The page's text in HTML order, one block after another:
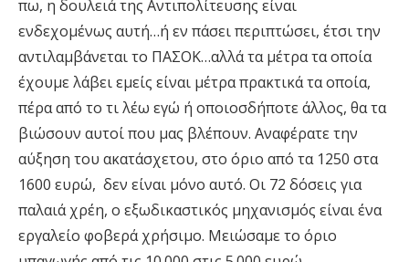
πω, η δουλειά της Αντιπολίτευσης είναι
ενδεχομένως αυτή…ή εν πάσει περιπτώσει, έτσι την
αντιλαμβάνεται το ΠΑΣΟΚ…αλλά τα μέτρα τα οποία
έχουμε λάβει εμείς είναι μέτρα πρακτικά τα οποία,
πέρα από το τι λέω εγώ ή οποιοσδήποτε άλλος, θα τα
βιώσουν αυτοί που μας βλέπουν. Αναφέρατε την
αύξηση του ακατάσχετου, στο όριο από τα 1250 στα
1600 ευρώ, δεν είναι μόνο αυτό. Οι 72 δόσεις για
παλαιά χρέη, ο εξωδικαστικός μηχανισμός είναι ένα
εργαλείο φοβερά χρήσιμο. Μειώσαμε το όριο